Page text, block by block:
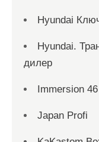
Hyundai
Hyundai.
дилер
Immersion 46
Japan Profi